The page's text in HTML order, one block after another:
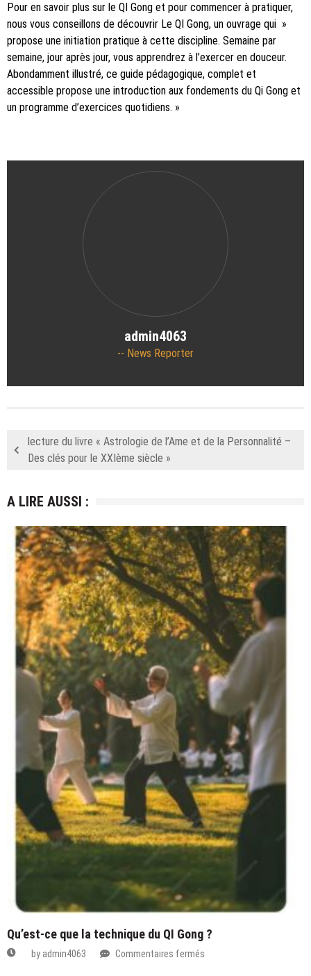
Pour en savoir plus sur le QI Gong et pour commencer à pratiquer,
nous vous conseillons de découvrir Le QI Gong, un ouvrage qui »
propose une initiation pratique à cette discipline. Semaine par
semaine, jour après jour, vous apprendrez à l’exercer en douceur.
Abondamment illustré, ce guide pédagogique, complet et
accessible propose une introduction aux fondements du Qi Gong et
un programme d’exercices quotidiens. »
admin4063
News Reporter
lecture du livre « Astrologie de l’Ame et de la Personnalité –
Des clés pour le XXIème siècle »
A LIRE AUSSI :
Qu’est-ce que la technique du QI Gong ?
by admin4063 Commentaires fermés